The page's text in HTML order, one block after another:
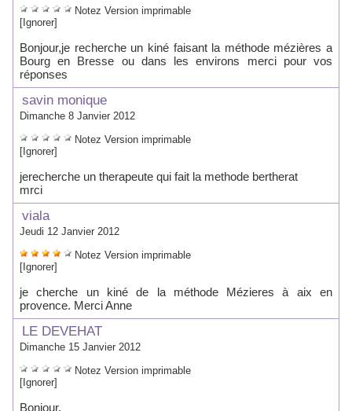
Notez Version imprimable
[Ignorer]
Bonjour,je recherche un kiné faisant la méthode mézières a
Bourg en Bresse ou dans les environs merci pour vos
réponses
savin monique
Dimanche 8 Janvier 2012
Notez Version imprimable
[Ignorer]
jerecherche un therapeute qui fait la methode bertherat
mrci
viala
Jeudi 12 Janvier 2012
Notez Version imprimable
[Ignorer]
je cherche un kiné de la méthode Mézieres à aix en
provence. Merci Anne
LE DEVEHAT
Dimanche 15 Janvier 2012
Notez Version imprimable
[Ignorer]
Bonjour,